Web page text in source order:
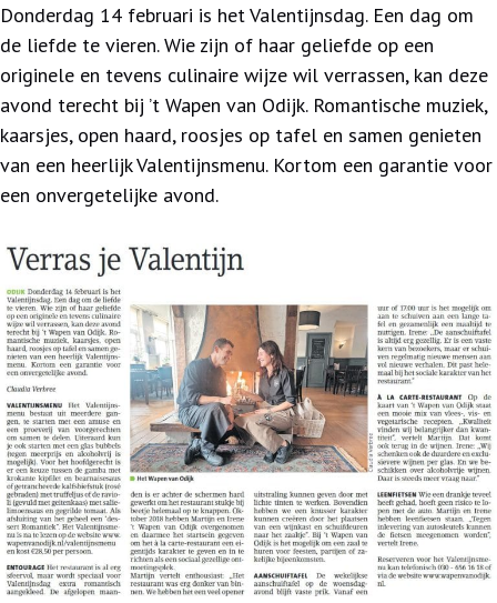
Donderdag 14 februari is het Valentijnsdag. Een dag om
de liefde te vieren. Wie zijn of haar geliefde op een
originele en tevens culinaire wijze wil verrassen, kan deze
avond terecht bij ’t Wapen van Odijk. Romantische muziek,
kaarsjes, open haard, roosjes op tafel en samen genieten
van een heerlijk Valentijnsmenu. Kortom een garantie voor
een onvergetelijke avond.